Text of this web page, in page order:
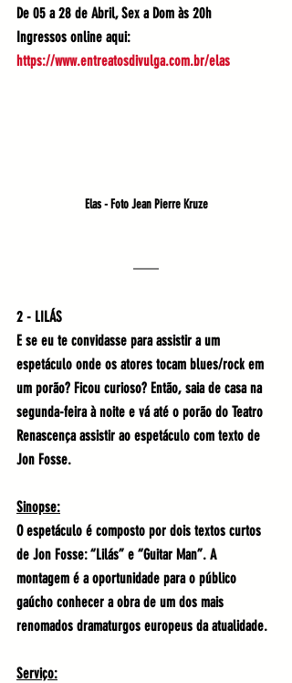
De 05 a 28 de Abril, Sex a Dom às 20h
Ingressos online aqui:
https://www.entreatosdivulga.com.br/elas
Elas - Foto Jean Pierre Kruze
2 - LILÁS
E se eu te convidasse para assistir a um
espetáculo onde os atores tocam blues/rock em
um porão? Ficou curioso? Então, saia de casa na
segunda-feira à noite e vá até o porão do Teatro
Renascença assistir ao espetáculo com texto de
Jon Fosse.
Sinopse:
O espetáculo é composto por dois textos curtos
de Jon Fosse: “Lilás” e “Guitar Man”. A
montagem é a oportunidade para o público
gaúcho conhecer a obra de um dos mais
renomados dramaturgos europeus da atualidade.
Serviço: